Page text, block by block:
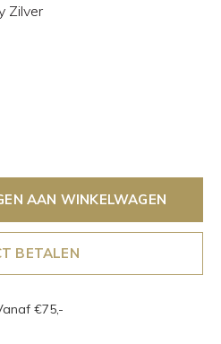
Zilver
AAN WINKELWAGEN
BETALEN
€75,-